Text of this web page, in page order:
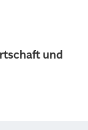
und